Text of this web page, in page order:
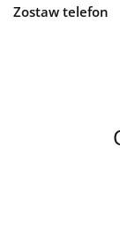
Zostaw telefon